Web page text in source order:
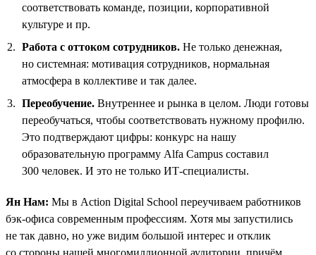
соответствовать команде, позиции, корпоративной
культуре и пр.
Работа с оттоком сотрудников. Не только денежная,
но системная: мотивация сотрудников, нормальная
атмосфера в коллективе и так далее.
Переобучение. Внутреннее и рынка в целом. Люди готовы
переобучаться, чтобы соответствовать нужному профилю.
Это подтверждают цифры: конкурс на нашу
образовательную программу Alfa Campus составил
300 человек. И это не только ИТ-специалисты.
Ян Нам: Мы в Action Digital School переучиваем работников
бэк-офиса современным профессиям. Хотя мы запустились
не так давно, но уже видим большой интерес и отклик
со стороны нашей многомиллионной аудитории, причём